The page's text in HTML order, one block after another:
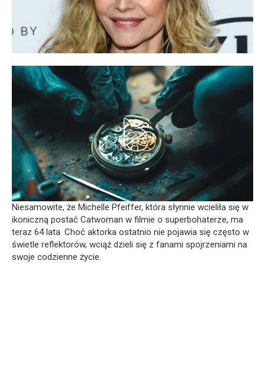
Niesamowite, że Michelle Pfeiffer, która słynnie wcieliła się w
ikoniczną postać Catwoman w filmie o superbohaterze, ma
teraz 64 lata. Choć aktorka ostatnio nie pojawia się często w
świetle reflektorów, wciąż dzieli się z fanami spojrzeniami na
swoje codzienne życie.